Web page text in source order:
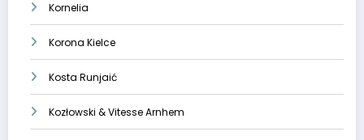
Kornelia
Korona Kielce
Kosta Runjaić
Kozłowski & Vitesse Arnhem